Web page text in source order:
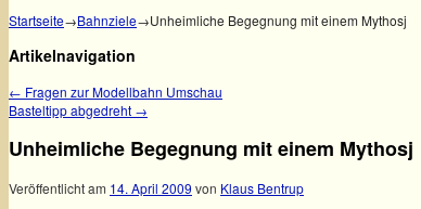
Startseite→Bahnziele→Unheimliche Begegnung mit einem Mythosj
Artikelnavigation
← Fragen zur Modellbahn Umschau
Basteltipp abgedreht →
Unheimliche Begegnung mit einem Mythosj
Veröffentlicht am 14. April 2009 von Klaus Bentrup